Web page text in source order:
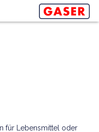
für Lebensmittel oder